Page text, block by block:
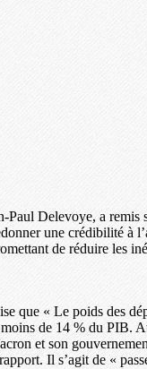
Paul Delevoye, a remis
une crédibilité à
de réduire les
que « Le poids des
de 14 % du PIB.
et son
Il s’agit de «